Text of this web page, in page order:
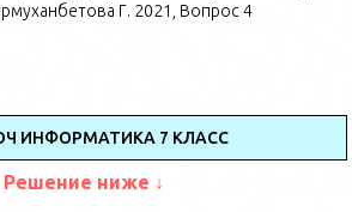
Г. 2021, Вопрос 4
ИНФОРМАТИКА 7 КЛАСС
Решение ниже ↓